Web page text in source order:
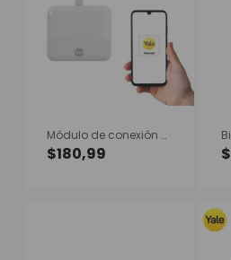
Módulo de conexión Yale Connect HUB + Zigbee YRD – YRL
$180,99 $